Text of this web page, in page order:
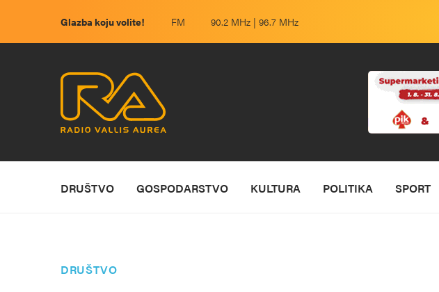
Glazba koju volite! FM 90.2 MHz | 96.7 MHz
DRUŠTVO GOSPODARSTVO KULTURA POLITIKA SPORT
DRUŠTVO